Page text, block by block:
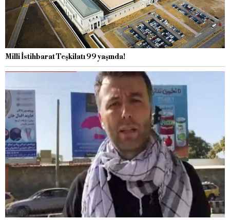
Milli İstihbarat Teşkilatı 99 yaşında!